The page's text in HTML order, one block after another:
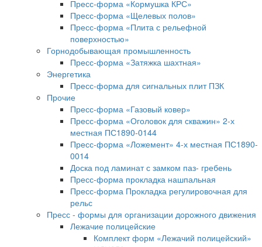
Пресс-форма «Кормушка КРС»
Пресс-форма «Щелевых полов»
Пресс-форма «Плита с рельефной
поверхностью»
Горнодобывающая промышленность
Пресс-форма «Затяжка шахтная»
Энергетика
Пресс-форма для сигнальных плит ПЗК
Прочие
Пресс-форма «Газовый ковер»
Пресс-форма «Оголовок для скважин» 2-х
местная ПС1890-0144
Пресс-форма «Ложемент» 4-х местная ПС1890-
0014
Доска под ламинат с замком паз- гребень
Пресс-форма прокладка нашпальная
Пресс-форма Прокладка регулировочная для
рельс
Пресс - формы для организации дорожного движения
Лежачие полицейские
Комплект форм «Лежачий полицейский»